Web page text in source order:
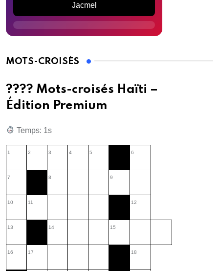
Jacmel
MOTS-CROISÉS
???? Mots-croisés Haïti –
Édition Premium
Temps: 2s
1 2 3 4 5 6
7 8 9
10 11 12
13 14 15
16 17 18